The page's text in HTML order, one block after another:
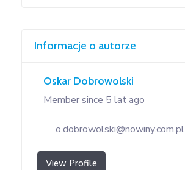
Informacje o autorze
Oskar Dobrowolski
Member since 5 lat ago
o.dobrowolski@nowiny.com.pl
View Profile